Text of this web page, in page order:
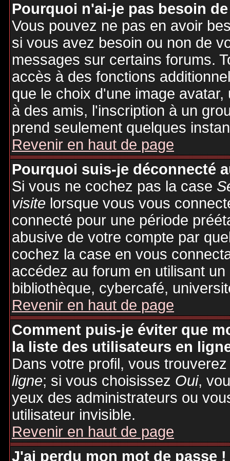
Pourquoi n'ai-je pas besoin
Vous pouvez ne pas en avoir
si vous avez besoin ou non de
messages sur certains forums.
accès à des fonctions
que le choix d'une image
à des amis, l'inscription à un
prend seulement quelques
Revenir en haut de page
Pourquoi suis-je déconnecté
Si vous ne cochez pas la case
visitelorsque vous vous
connecté pour une période
abusive de votre compte par
cochez la case en vous
accédez au forum en utilisant
bibliothèque, cybercafé,
Revenir en haut de page
Comment puis-je éviter que
la liste des utilisateurs en
Dans votre profil, vous
ligne; si vous choisissezOui,
yeux des administrateurs ou
utilisateur invisible.
Revenir en haut de page
J'ai perdu mon mot de passe !